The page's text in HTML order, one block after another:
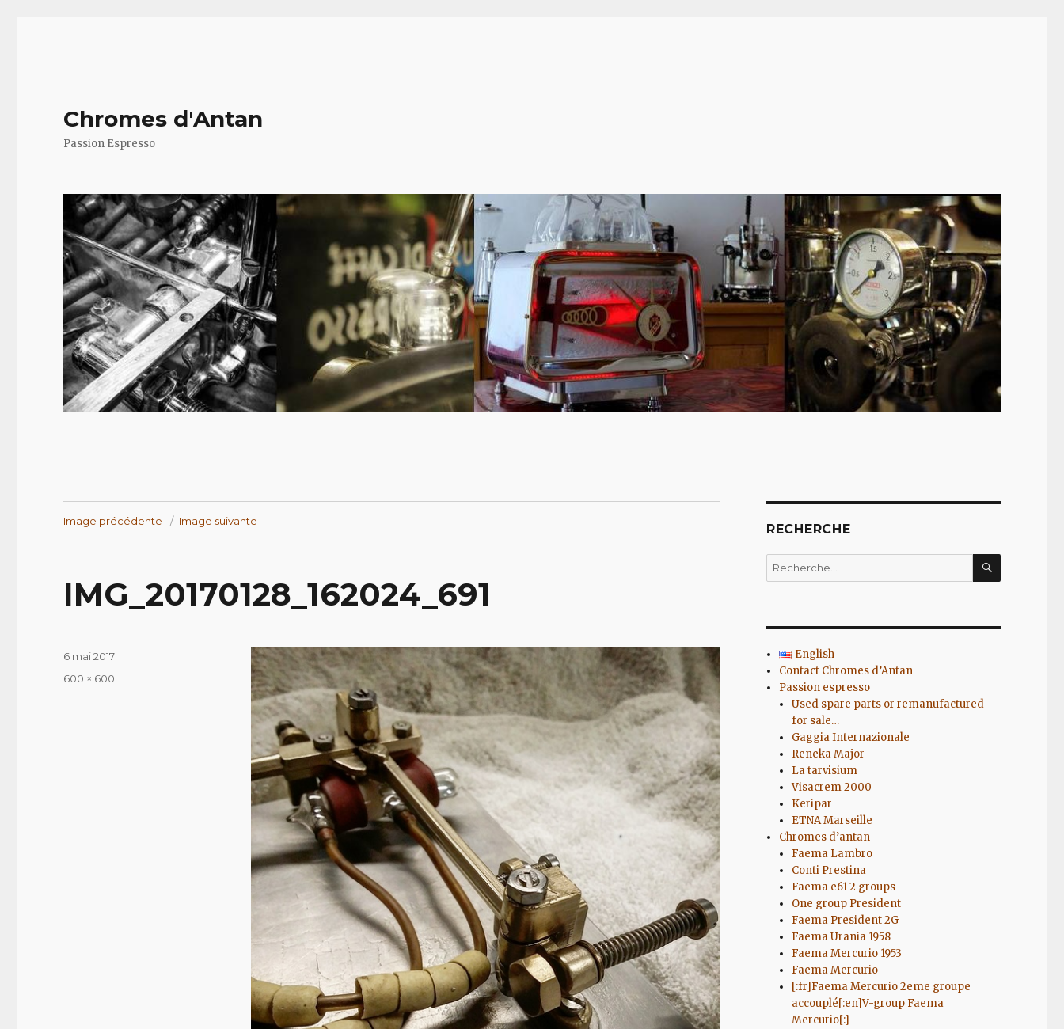
Chromes d'Antan
Passion Espresso
Image précédente Image suivante
IMG_20170128_162024_691
Publié
6 mai 2017
Taille
600 × 600
RECHERCHE
Recherche
pour
English
Contact Chromes d’Antan
Passion espresso
Used spare parts or remanufactured
for sale…
Gaggia Internazionale
Reneka Major
La tarvisium
Visacrem 2000
Keripar
ETNA Marseille
Chromes d’antan
Faema Lambro
Conti Prestina
Faema e61 2 groups
One group President
Faema President 2G
Faema Urania 1958
Faema Mercurio 1953
Faema Mercurio
[:fr]Faema Mercurio 2eme groupe
accouplé[:en]V-group Faema
Mercurio[:]